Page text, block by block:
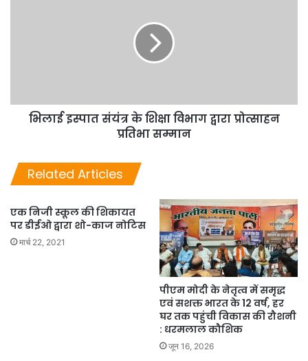
भिलाई इस्पात संयंत्र के शिक्षा विभाग द्वारा प्रोत्साहन
प्रतिभा सम्मान
Related Articles
एक निजी स्कूल की शिकायत
पर डीईओ द्वारा शो-काज नोटिस
मार्च 22, 2021
पीएम मोदी के नेतृत्व में समृद्ध
एवं सशक्त भारत के 12 वर्ष, हर
घर तक पहुंची विकास की रौशनी
: धरमलाल कौशिक
जून 16, 2026